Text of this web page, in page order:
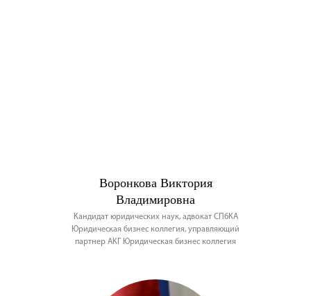
Воронкова Виктория
Владимировна
Кандидат юридических наук, адвокат СПбКА
Юридическая бизнес коллегия, управляющий
партнер АКГ Юридическая бизнес коллегия